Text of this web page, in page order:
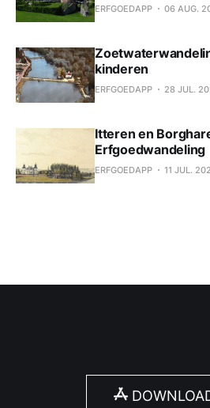
ERFGOEDAPP 06 AUG.
kinderen
ERFGOEDAPP 28 JUL.
Itteren en
Erfgoedwandeling
ERFGOEDAPP 11 JUL.